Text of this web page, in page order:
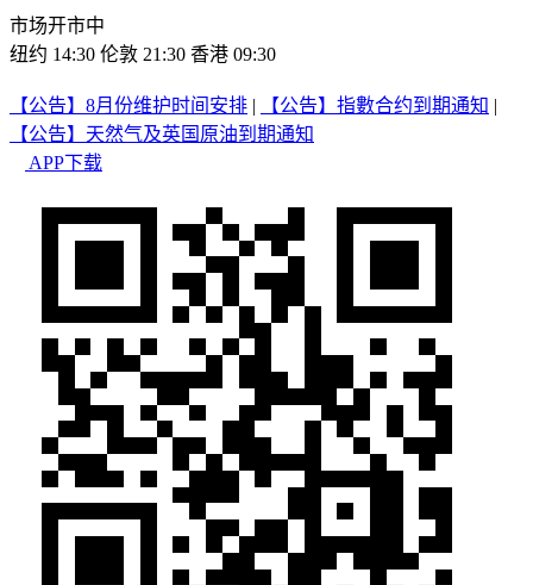
市场开市中
纽约 14:30 伦敦 21:30 香港 09:30
【公告】8月份维护时间安排 | 【公告】指數合约到期通知 |
【公告】天然气及英国原油到期通知
APP下载